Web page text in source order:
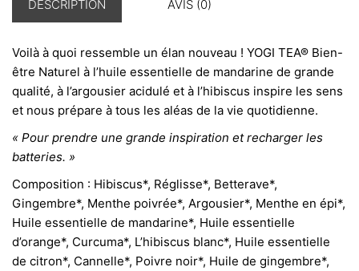
DESCRIPTION AVIS (0)
Voilà à quoi ressemble un élan nouveau ! YOGI TEA® Bien-
être Naturel à l’huile essentielle de mandarine de grande
qualité, à l’argousier acidulé et à l’hibiscus inspire les sens
et nous prépare à tous les aléas de la vie quotidienne.
« Pour prendre une grande inspiration et recharger les
batteries. »
Composition : Hibiscus*, Réglisse*, Betterave*,
Gingembre*, Menthe poivrée*, Argousier*, Menthe en épi*,
Huile essentielle de mandarine*, Huile essentielle
d’orange*, Curcuma*, L’hibiscus blanc*, Huile essentielle
de citron*, Cannelle*, Poivre noir*, Huile de gingembre*,